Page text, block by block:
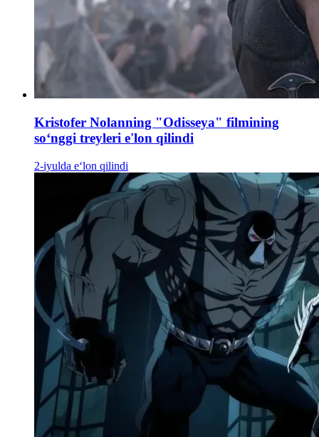
Kristofer Nolanning "Odisseya" filmining
soʻnggi treyleri e'lon qilindi
2-iyulda e‘lon qilindi